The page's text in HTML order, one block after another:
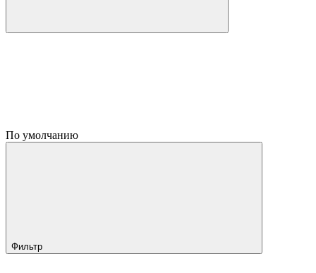
По умолчанию
Фильтр